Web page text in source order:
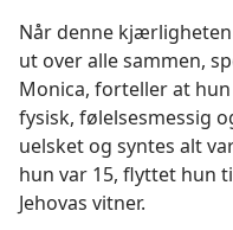
Når denne
ut over alle sammen,
Monica, forteller at
fysisk, følelsesmessig
uelsket og syntes alt
hun var 15, flyttet hun
Jehovas vitner.